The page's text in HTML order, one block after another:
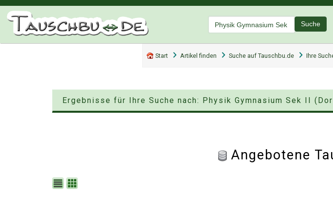
Suche
Start Artikel finden Suche auf Tauschbu.de Ihre
Ergebnisse für Ihre Suche nach: Physik Gymnasium Sek II
Angebotene